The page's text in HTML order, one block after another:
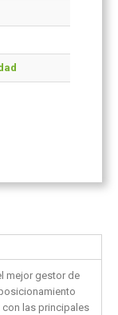
mejor gestor de
con las principales